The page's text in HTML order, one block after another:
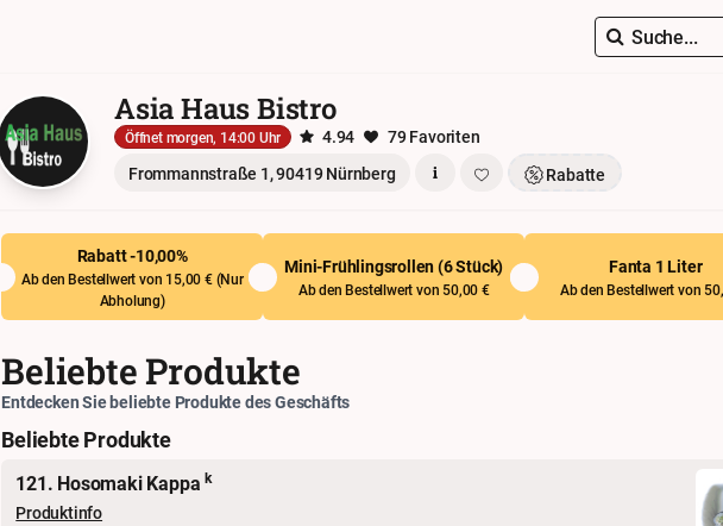
Suche...
Asia Haus Bistro
Öffnet morgen, 14:00 Uhr 4.94
79 Favoriten
Frommannstraße 1, 90419 Nürnberg
Rabatte
Rabatt -10,00%
Ab den Bestellwert von 15,00 € (Nur
Abholung)
Mini-Frühlingsrollen (6 Stück)
Ab den Bestellwert von 50,00 €
Fanta 1 Liter
Ab den Bestellwert von
Beliebte Produkte
Entdecken Sie beliebte Produkte des Geschäfts
Beliebte Produkte
121. Hosomaki Kappak
Produktinfo